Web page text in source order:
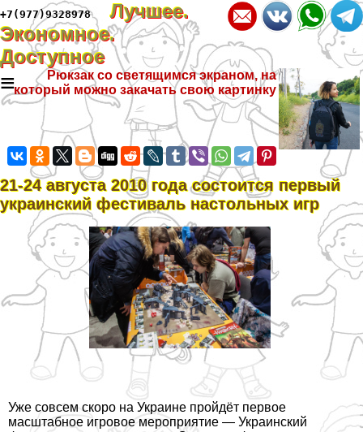
+7(977)9328978
Лучшее.
Экономное.
Доступное
≡
Рюкзак со светящимся экраном, на
который можно закачать свою картинку
21-24 августа 2010 года состоится первый
украинский фестиваль настольных игр
Уже совсем скоро на Украине пройдёт первое
масштабное игровое мероприятие — Украинский